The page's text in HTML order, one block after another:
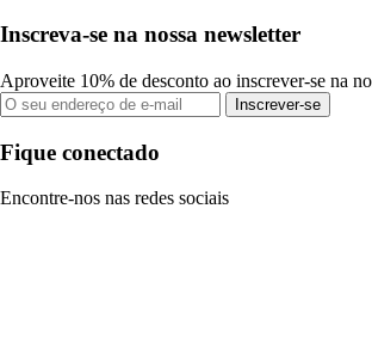
Inscreva-se na nossa newsletter
Aproveite 10% de desconto ao inscrever-se na
Inscrever-se
Fique conectado
Encontre-nos nas redes sociais